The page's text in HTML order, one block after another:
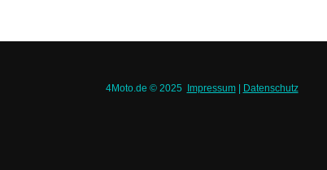
4Moto.de © 2025 Impressum| Datenschutz